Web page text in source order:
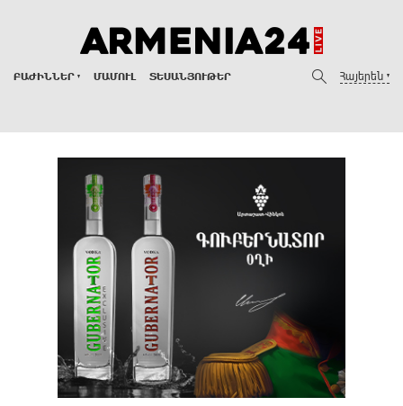
ԲԱԺԻՆՆԵՐ ՄԱՄՈՒԼ ՏԵՍԱՆՅՈՒԹԵՐ Հայերեն